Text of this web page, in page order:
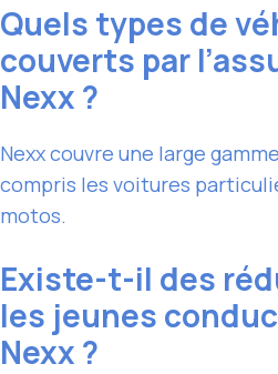
Quels types de
couverts par
Nexx ?
Nexx couvre une large
compris les voitures
motos.
Existe-t-il des
les jeunes
Nexx ?